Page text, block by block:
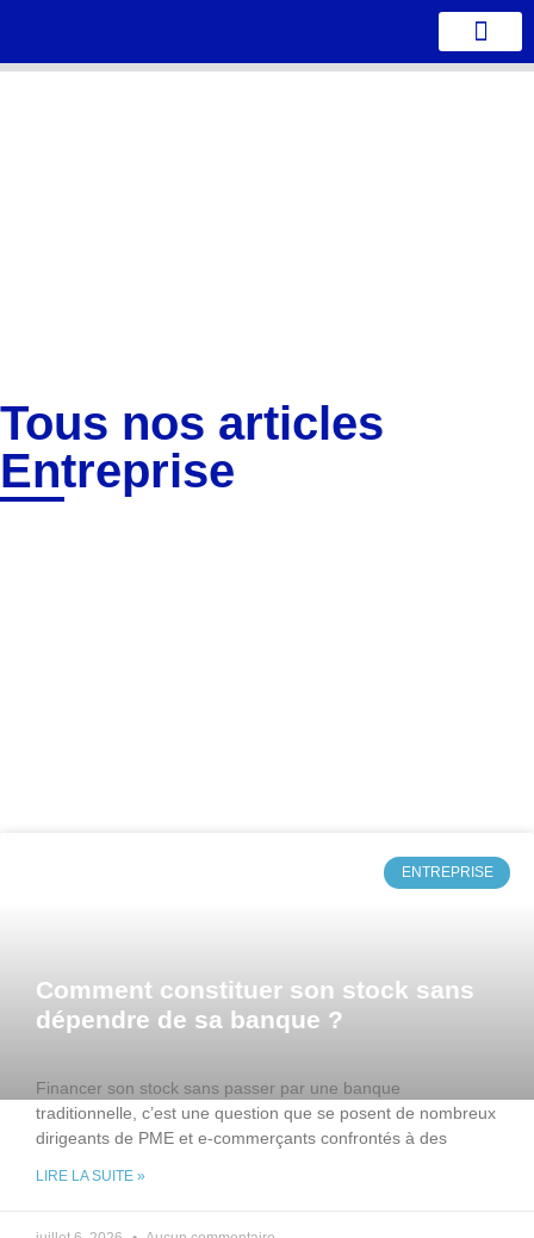
Tous nos articles
Entreprise
ENTREPRISE
Comment constituer son stock sans
dépendre de sa banque ?
Financer son stock sans passer par une banque
traditionnelle, c’est une question que se posent de nombreux
dirigeants de PME et e-commerçants confrontés à des
LIRE LA SUITE »